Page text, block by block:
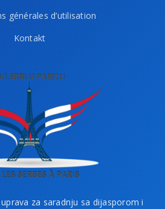
générales d’utilisation
Kontakt
za saradnju sa dijasporom i